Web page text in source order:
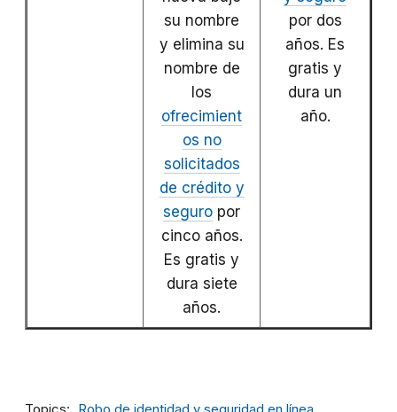
su nombre
y elimina su
nombre de
los
ofrecimient
os no
solicitados
de crédito y
seguro por
cinco años.
Es gratis y
dura siete
años.
por dos
años. Es
gratis y
dura un
año.
Topics